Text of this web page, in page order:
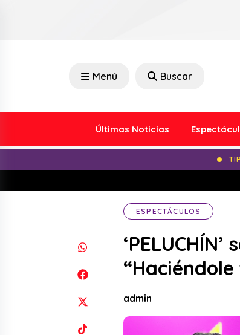
Menú Buscar
Últimas Noticias
ESPECTÁCULOS
admin